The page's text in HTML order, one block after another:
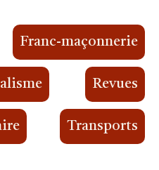
Franc-maçonnerie
Revues
Transports